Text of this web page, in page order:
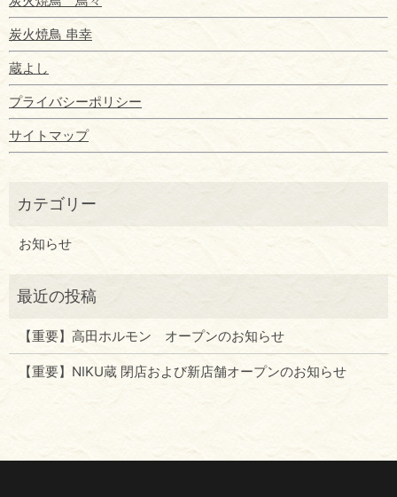
炭火焼鳥 串幸
蔵よし
プライバシーポリシー
サイトマップ
お知らせ
【重要】高田ホルモン オープンのお知らせ
【重要】NIKU蔵 閉店および新店舗オープンのお知らせ